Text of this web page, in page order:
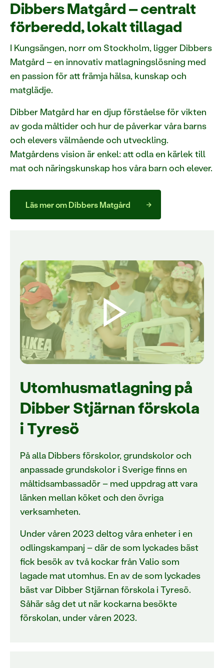
Dibbers Matgård – centralt
förberedd, lokalt tillagad
I Kungsängen, norr om Stockholm, ligger Dibbers
Matgård – en innovativ matlagningslösning med
en passion för att främja hälsa, kunskap och
matglädje.
Dibber Matgård har en djup förståelse för vikten
av goda måltider och hur de påverkar våra barns
och elevers välmående och utveckling.
Matgårdens vision är enkel: att odla en kärlek till
mat och näringskunskap hos våra barn och elever.
Läs mer om Dibbers Matgård
Utomhusmatlagning på
Dibber Stjärnan förskola
i Tyresö
På alla Dibbers förskolor, grundskolor och
anpassade grundskolor i Sverige finns en
måltidsambassadör – med uppdrag att vara
länken mellan köket och den övriga
verksamheten.
Under våren 2023 deltog våra enheter i en
odlingskampanj – där de som lyckades bäst
fick besök av två kockar från Valio som
lagade mat utomhus. En av de som lyckades
bäst var Dibber Stjärnan förskola i Tyresö.
Såhär såg det ut när kockarna besökte
förskolan, under våren 2023.